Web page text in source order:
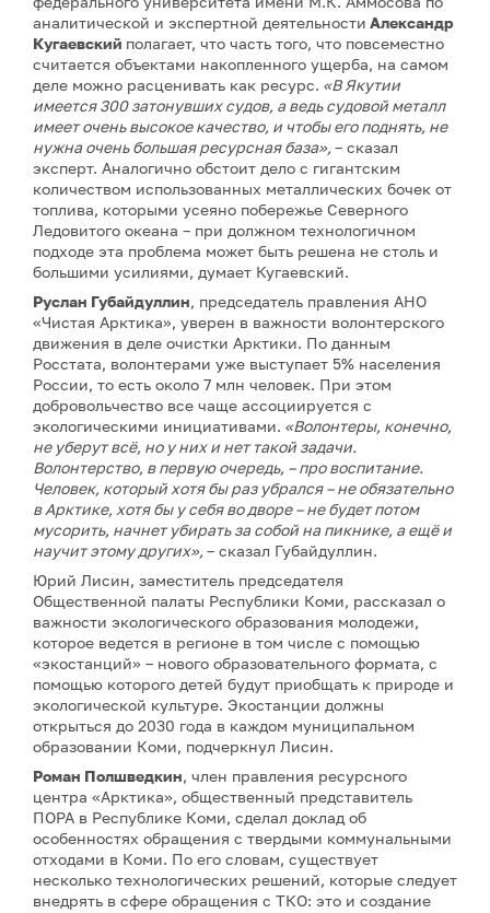
аналитической и экспертной деятельности Александр
Кугаевский полагает, что часть того, что повсеместно
считается объектами накопленного ущерба, на самом
деле можно расценивать как ресурс. «В Якутии
имеется 300 затонувших судов, а ведь судовой металл
имеет очень высокое качество, и чтобы его поднять, не
нужна очень большая ресурсная база», – сказал
эксперт. Аналогично обстоит дело с гигантским
количеством использованных металлических бочек от
топлива, которыми усеяно побережье Северного
Ледовитого океана – при должном технологичном
подходе эта проблема может быть решена не столь и
большими усилиями, думает Кугаевский.
Руслан Губайдуллин, председатель правления АНО
«Чистая Арктика», уверен в важности волонтерского
движения в деле очистки Арктики. По данным
Росстата, волонтерами уже выступает 5% населения
России, то есть около 7 млн человек. При этом
добровольчество все чаще ассоциируется с
экологическими инициативами. «Волонтеры, конечно,
не уберут всё, но у них и нет такой задачи.
Волонтерство, в первую очередь, – про воспитание.
Человек, который хотя бы раз убрался – не обязательно
в Арктике, хотя бы у себя во дворе – не будет потом
мусорить, начнет убирать за собой на пикнике, а ещё и
научит этому других», – сказал Губайдуллин.
Юрий Лисин, заместитель председателя
Общественной палаты Республики Коми, рассказал о
важности экологического образования молодежи,
которое ведется в регионе в том числе с помощью
«экостанций» – нового образовательного формата, с
помощью которого детей будут приобщать к природе и
экологической культуре. Экостанции должны
открыться до 2030 года в каждом муниципальном
образовании Коми, подчеркнул Лисин.
Роман Полшведкин, член правления ресурсного
центра «Арктика», общественный представитель
ПОРА в Республике Коми, сделал доклад об
особенностях обращения с твердыми коммунальными
отходами в Коми. По его словам, существует
несколько технологических решений, которые следует
внедрять в сфере обращения с ТКО: это и создание